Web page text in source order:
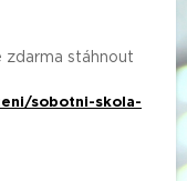
zdarma stáhnout
sobotni-skola-